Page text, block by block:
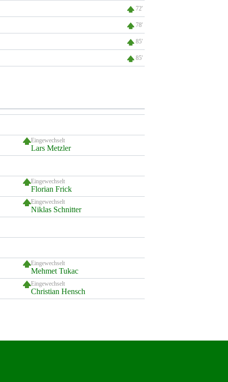
72'
78'
85'
85'
Eingewechselt
Lars Metzler
Eingewechselt
Florian Frick
Eingewechselt
Niklas Schnitter
Eingewechselt
Mehmet Tukac
Eingewechselt
Christian Hensch